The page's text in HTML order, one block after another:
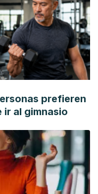
prefieren
ir al gimnasio